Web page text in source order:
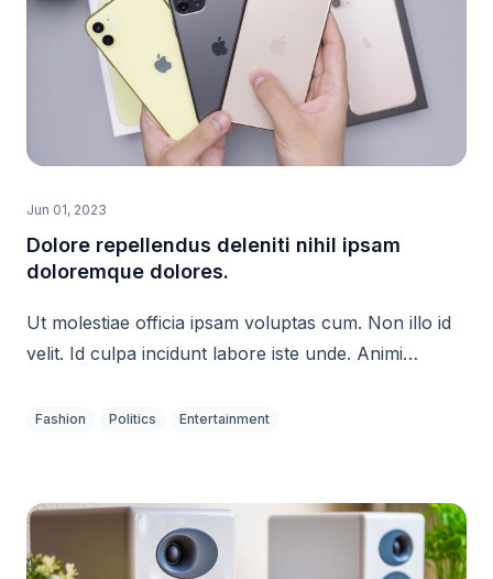
Jun 01, 2023
Dolore repellendus deleniti nihil ipsam
doloremque dolores.
Ut molestiae officia ipsam voluptas cum. Non illo id
velit. Id culpa incidunt labore iste unde. Animi
Fashion Politics Entertainment